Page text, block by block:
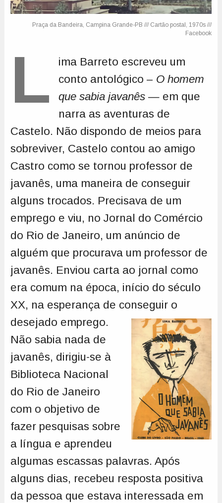
L
ima Barreto escreveu um
conto antológico – O homem
que sabia javanês— em que
narra as aventuras de
Castelo. Não dispondo de meios para
sobreviver, Castelo contou ao amigo
Castro como se tornou professor de
javanês, uma maneira de conseguir
alguns trocados. Precisava de um
emprego e viu, no Jornal do Comércio
do Rio de Janeiro, um anúncio de
alguém que procurava um professor de
javanês. Enviou carta ao jornal como
era comum na época, início do século
XX, na esperança de conseguir o
desejado emprego.
Não sabia nada de
javanês, dirigiu-se à
Biblioteca Nacional
do Rio de Janeiro
com o objetivo de
fazer pesquisas sobre
a língua e aprendeu
algumas escassas palavras. Após
alguns dias, recebeu resposta positiva
da pessoa que estava interessada em